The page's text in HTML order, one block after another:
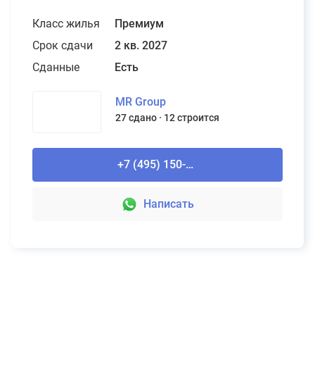
Класс жилья
Премиум
Срок сдачи
2 кв. 2027
Сданные
Есть
MR Group
27 сдано 12 строится
+7 (495) 150-90-61
Написать